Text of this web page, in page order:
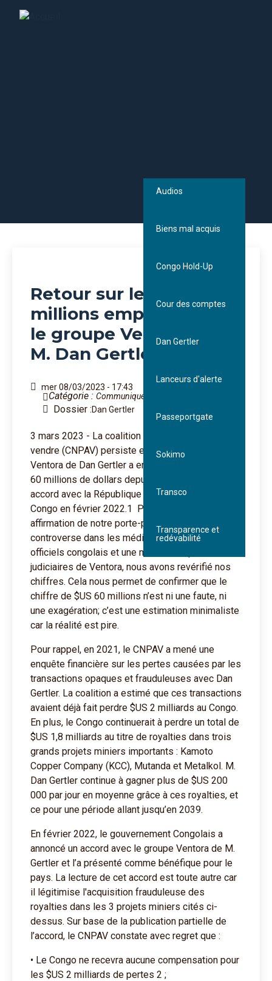
Dan Gertler
Retour sur les $US 60
millions empochés par
le groupe Ventora de
M. Dan Gertler
mer 08/03/2023 - 17:43
Catégorie : Communiqués de presse
Dossier :Dan Gertler
3 mars 2023 - La coalition Le Congo n’est pas à
vendre (CNPAV) persiste et signe : la société
Ventora de Dan Gertler a empoché plus de $US
60 millions de dollars depuis qu’elle a signé un
accord avec la République Démocratique du
Congo en février 2022.1 Puisque cette
affirmation de notre porte-parole a provoqué une
controverse dans les médias, chez certains
officiels congolais et une menace de poursuites
judiciaires de Ventora, nous avons revérifié nos
chiffres. Cela nous permet de confirmer que le
chiffre de $US 60 millions n’est ni une faute, ni
une exagération; c’est une estimation minimaliste
car la réalité est pire.
Pour rappel, en 2021, le CNPAV a mené une
enquête financière sur les pertes causées par les
transactions opaques et frauduleuses avec Dan
Gertler. La coalition a estimé que ces transactions
avaient déjà fait perdre $US 2 milliards au Congo.
En plus, le Congo continuerait à perdre un total de
$US 1,8 milliards au titre de royalties dans trois
grands projets miniers importants : Kamoto
Copper Company (KCC), Mutanda et Metalkol. M.
Dan Gertler continue à gagner plus de $US 200
000 par jour en moyenne grâce à ces royalties, et
ce pour une période allant jusqu’en 2039.
En février 2022, le gouvernement Congolais a
annoncé un accord avec le groupe Ventora de M.
Gertler et l’a présenté comme bénéfique pour le
pays. La lecture de cet accord est toute autre car
il légitimise l'acquisition frauduleuse des
royalties dans les 3 projets miniers cités ci-
dessus. Sur base de la publication partielle de
l’accord, le CNPAV constate avec regret que :
• Le Congo ne recevra aucune compensation pour
les $US 2 milliards de pertes 2 ;
Audios
Vidéos
Communiqués de
Biens mal acquis
Congo Hold-Up
Cour des comptes
Dan Gertler
Lanceurs d'alerte
Passeportgate
Sokimo
Transco
Transparence et
redévabilité